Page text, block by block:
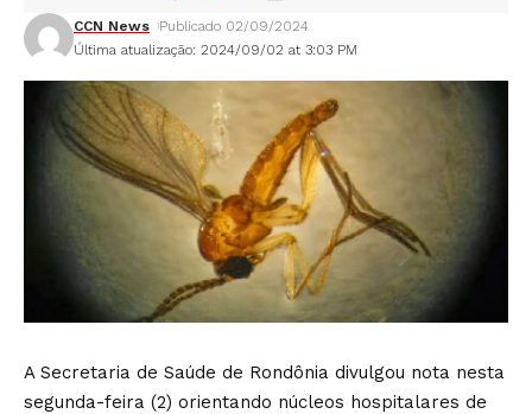
Última atualização: 2024/09/02 at 3:03 PM
CCN News Publicado 02/09/2024
A Secretaria de Saúde de Rondônia divulgou nota nesta
segunda-feira (2) orientando núcleos hospitalares de